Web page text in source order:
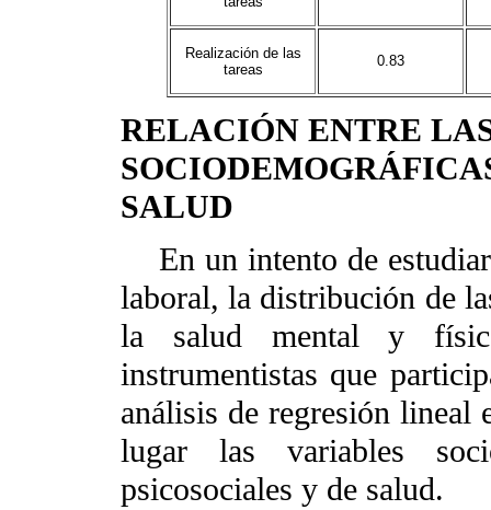
Realización de las
tareas
0.83
RELACIÓN ENTRE
SALUD
En un intento de
laboral, la distribución de
la salud mental y
instrumentistas que
análisis de regresión lineal
lugar las variables
psicosociales y de salud.